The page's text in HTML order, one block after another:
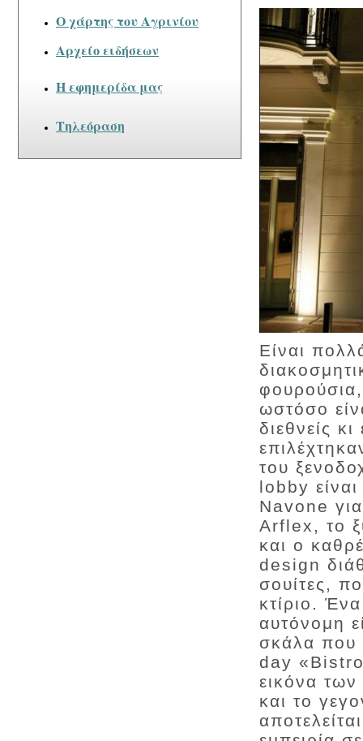
Είναι
ωστόσο
διεθνείς
του
lobby
Navone
Arflex, το
και ο
design
σουίτες,
κτίριο.
αυτόνομη
σκάλα που
day
εικόνα
και το
Ο χάρτης του Αγρινίου
Αρχείο ειδήσεων
Η εφημερίδα μας
Τηλεόραση